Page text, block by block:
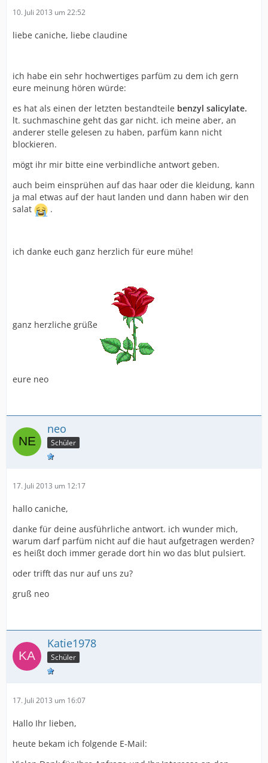
10. Juli 2013 um 22:52
liebe caniche, liebe claudine
ich habe ein sehr hochwertiges parfüm zu dem ich gern
eure meinung hören würde:
es hat als einen der letzten bestandteile benzyl salicylate.
lt. suchmaschine geht das gar nicht. ich meine aber, an
anderer stelle gelesen zu haben, parfüm kann nicht
blockieren.
mögt ihr mir bitte eine verbindliche antwort geben.
auch beim einsprühen auf das haar oder die kleidung, kann
ja mal etwas auf der haut landen und dann haben wir den
salat
.
ich danke euch ganz herzlich für eure mühe!
ganz herzliche grüße
eure neo
neo
Schüler
17. Juli 2013 um 12:17
hallo caniche,
danke für deine ausführliche antwort. ich wunder mich,
warum darf parfüm nicht auf die haut aufgetragen werden?
es heißt doch immer gerade dort hin wo das blut pulsiert.
oder trifft das nur auf uns zu?
gruß neo
Katie1978
Schüler
17. Juli 2013 um 16:07
Hallo Ihr lieben,
heute bekam ich folgende E-Mail: